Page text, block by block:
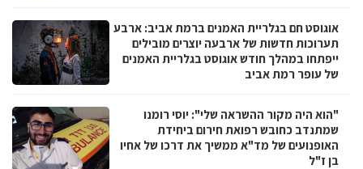
אוגוסט חם בגלריית האמנים ברמת אביב: ארבע
תערוכות חדשות של ארבעה יוצרים מובילים
ייפתחו במהלך חודש אוגוסט בגלריית האמנים
של עופר רמת אביב
"הוא היה מקור ההשראה שלי": יוסי רומנו
שמתנדב כחובש רפואת חירום ביחידת
האופנועים של מד"א ממשיך את דרכו של אחיו
בן ז"ל